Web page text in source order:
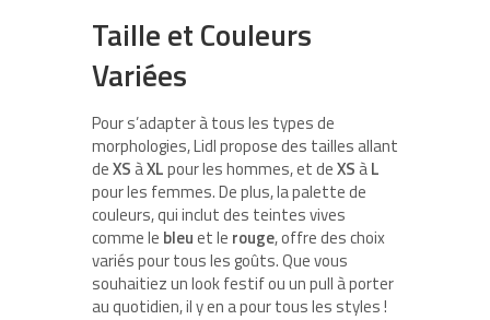
Taille et Couleurs
Variées
Pour s’adapter à tous les types de
morphologies, Lidl propose des tailles allant
deXS àXLpour les hommes, et deXS àL
pour les femmes. De plus, la palette de
couleurs, qui inclut des teintes vives
comme le bleuet le rouge, offre des choix
variés pour tous les goûts. Que vous
souhaitiez un look festif ou un pull à porter
au quotidien, il y en a pour tous les styles !